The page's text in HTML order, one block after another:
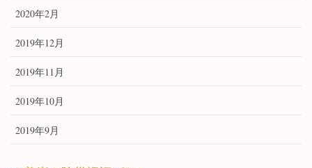
2020年2月
2019年12月
2019年11月
2019年10月
2019年9月